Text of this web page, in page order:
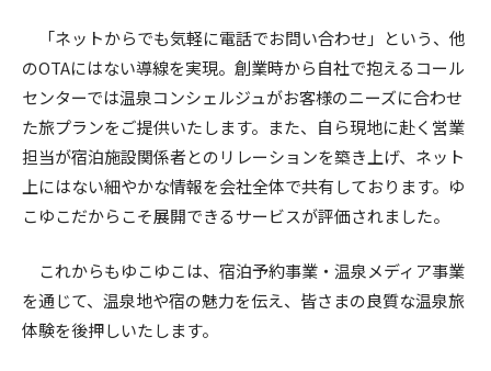
「ネットからでも気軽に電話でお問い合わせ」という、他
のOTAにはない導線を実現。創業時から自社で抱えるコール
センターでは温泉コンシェルジュがお客様のニーズに合わせ
た旅プランをご提供いたします。また、自ら現地に赴く営業
担当が宿泊施設関係者とのリレーションを築き上げ、ネット
上にはない細やかな情報を会社全体で共有しております。ゆ
こゆこだからこそ展開できるサービスが評価されました。
これからもゆこゆこは、宿泊予約事業・温泉メディア事業
を通じて、温泉地や宿の魅力を伝え、皆さまの良質な温泉旅
体験を後押しいたします。